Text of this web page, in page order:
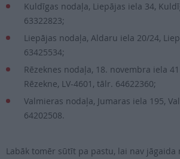
Kuldīgas nodaļa, Liepājas iela 34,
63322823;
Liepājas nodaļa, Aldaru iela 20/24,
63425534;
Rēzeknes nodaļa, 18. novembra iela
Rēzekne, LV-4601, tālr. 64622360;
Valmieras nodaļa, Jumaras iela 195,
64202508.
Labāk tomēr sūtīt pa pastu, lai nav jāgaida